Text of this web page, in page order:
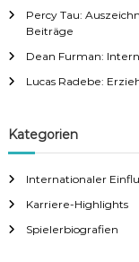
v
i
a
t
i
Percy Tau:
Beiträge
Dean Furman:
Lucas Radebe:
Kategorien
Internationaler
Karriere-Highlights
Spielerbiografien